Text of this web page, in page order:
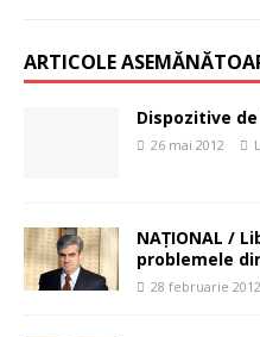
ARTICOLE
Dispozitive
26 mai 2012
NAŢIONAL /
problemele
28 februarie 2012